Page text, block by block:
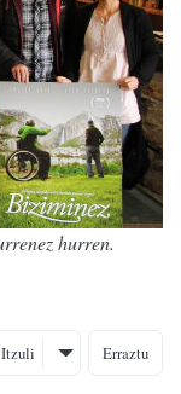
hurren.
Itzuli Erraztu